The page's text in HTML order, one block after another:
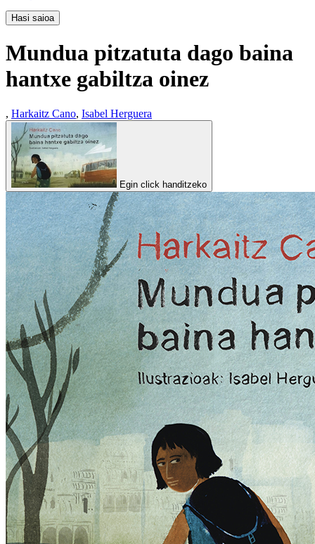
Hasi saioa
Mundua pitzatuta dago baina
hantxe gabiltza oinez
, Harkaitz Cano, Isabel Herguera
Egin click handitzeko